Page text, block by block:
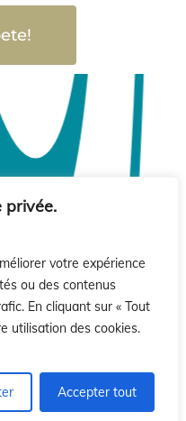
privée.
votre expérience
ou des contenus
En cliquant sur « Tout
utilisation des cookies.
Accepter tout